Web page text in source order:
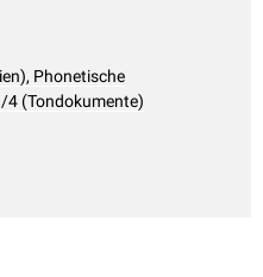
Phonetische
4 (Tondokumente)